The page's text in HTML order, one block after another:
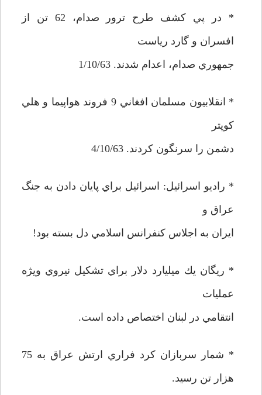
* در پي كشف طرح ترور صدام، 62 تن از
افسران و گارد رياست
جمهوري صدام، اعدام شدند. 1/10/63
* انقلابيون مسلمان افغاني 9 فروند هواپيما و هلي
كوپتر
دشمن را سرنگون كردند. 4/10/63
* راديو اسرائيل: اسرائيل براي پايان دادن به جنگ
عراق و
ايران به اجلاس كنفرانس اسلامي دل بسته بود!
* ريگان يك ميليارد دلار براي تشكيل نيروي ويژه
عمليات
انتقامي در لبنان اختصاص داده است.
* شمار سربازان كرد فراري ارتش عراق به 75
هزار تن رسيد.